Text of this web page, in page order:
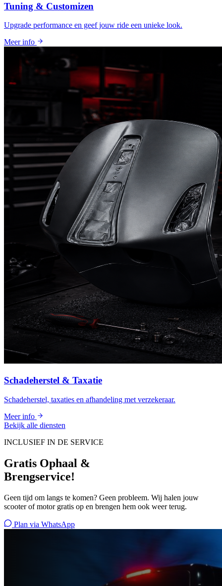
Tuning & Customizen
Upgrade performance en geef jouw ride een unieke look.
Meer info
Schadeherstel & Taxatie
Schadeherstel, taxaties en afhandeling met verzekeraar.
Meer info
Bekijk alle diensten
INCLUSIEF IN DE SERVICE
Gratis Ophaal &
Brengservice!
Geen tijd om langs te komen? Geen probleem. Wij halen jouw
scooter of motor gratis op en brengen hem ook weer terug.
Plan via WhatsApp